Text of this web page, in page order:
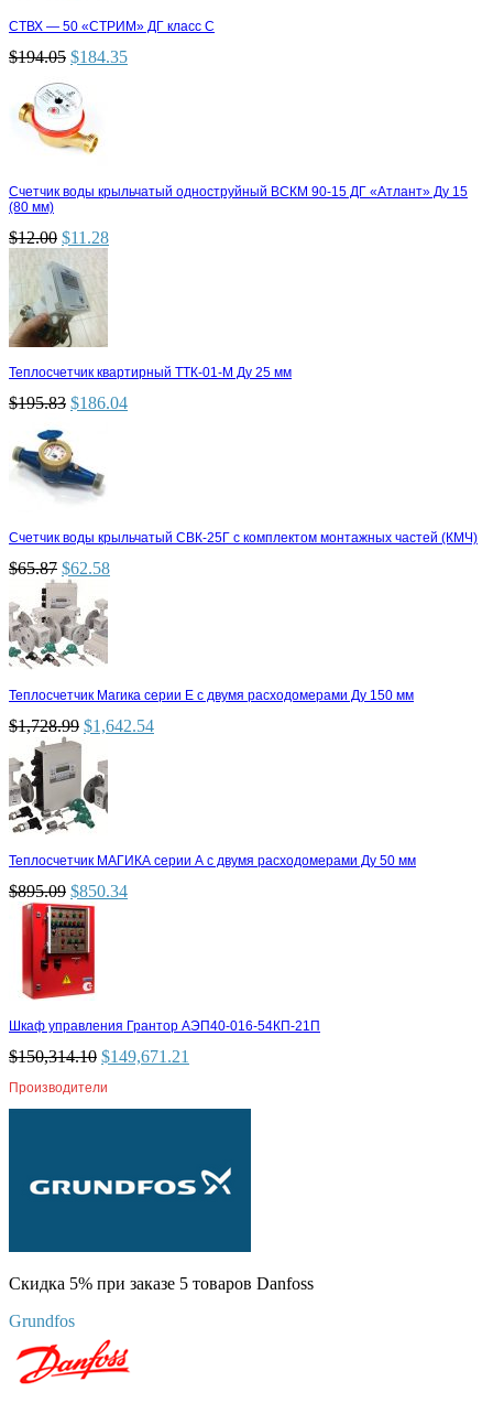
СТВХ — 50 «СТРИМ» ДГ класс С
$194.05 $184.35
Счетчик воды крыльчатый одноструйный ВСКМ 90-15 ДГ «Атлант» Ду 15
(80 мм)
$12.00 $11.28
Теплосчетчик квартирный ТТК-01-М Ду 25 мм
$195.83 $186.04
Счетчик воды крыльчатый СВК-25Г с комплектом монтажных частей (КМЧ)
$65.87 $62.58
Теплосчетчик Магика серии Е с двумя расходомерами Ду 150 мм
$1,728.99 $1,642.54
Теплосчетчик МАГИКА серии А с двумя расходомерами Ду 50 мм
$895.09 $850.34
Шкаф управления Грантор АЭП40-016-54КП-21П
$150,314.10 $149,671.21
Производители
Скидка 5% при заказе 5 товаров Danfoss
Grundfos